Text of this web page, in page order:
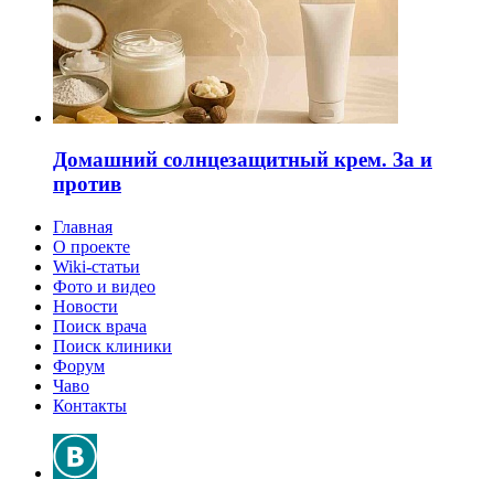
Домашний солнцезащитный крем. За и
против
Главная
О проекте
Wiki-статьи
Фото и видео
Новости
Поиск врача
Поиск клиники
Форум
Чаво
Контакты